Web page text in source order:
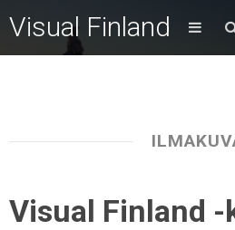
Visual Finland
Visual Finland